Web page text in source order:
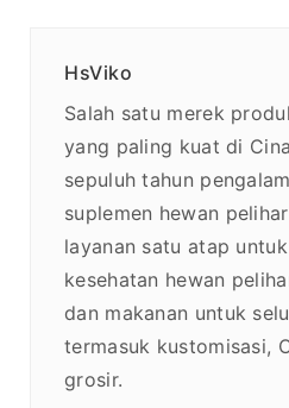
HsViko
Salah satu merek
yang paling kuat di
sepuluh tahun
suplemen hewan
layanan satu atap
kesehatan hewan
dan makanan untuk
termasuk kustomisasi,
grosir.